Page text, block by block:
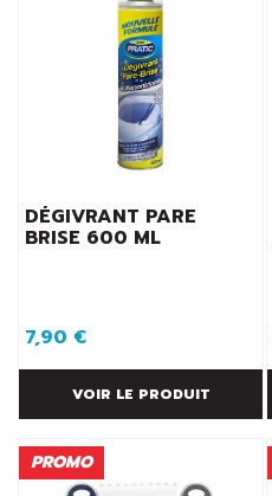
DÉGIVRANT PARE
BRISE 600 ML
7,90 €
VOIR LE PRODUIT
PROMO